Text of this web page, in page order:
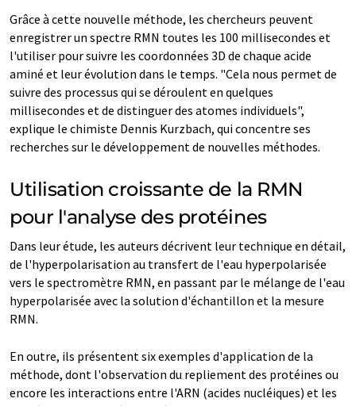
Grâce à cette nouvelle méthode, les chercheurs peuvent
enregistrer un spectre RMN toutes les 100 millisecondes et
l'utiliser pour suivre les coordonnées 3D de chaque acide
aminé et leur évolution dans le temps. "Cela nous permet de
suivre des processus qui se déroulent en quelques
millisecondes et de distinguer des atomes individuels",
explique le chimiste Dennis Kurzbach, qui concentre ses
recherches sur le développement de nouvelles méthodes.
Utilisation croissante de la RMN
pour l'analyse des protéines
Dans leur étude, les auteurs décrivent leur technique en détail,
de l'hyperpolarisation au transfert de l'eau hyperpolarisée
vers le spectromètre RMN, en passant par le mélange de l'eau
hyperpolarisée avec la solution d'échantillon et la mesure
RMN.
En outre, ils présentent six exemples d'application de la
méthode, dont l'observation du repliement des protéines ou
encore les interactions entre l'ARN (acides nucléiques) et les